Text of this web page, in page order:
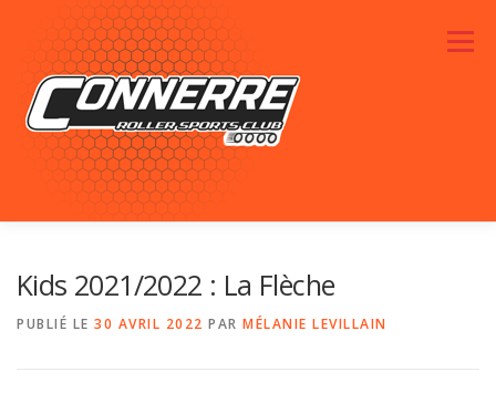
Aller au contenu
Menu
Kids 2021/2022 : La Flèche
PUBLIÉ LE 30 AVRIL 2022 PAR MÉLANIE LEVILLAIN